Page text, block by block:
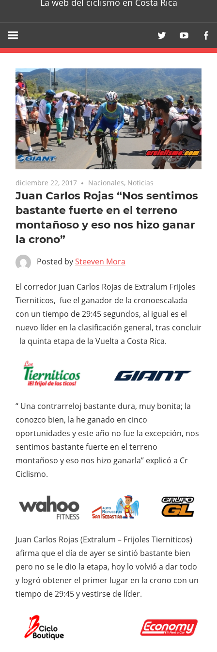
La web del ciclismo en Costa Rica
diciembre 22, 2017 Nacionales, Noticias
Juan Carlos Rojas “Nos sentimos
bastante fuerte en el terreno
montañoso y eso nos hizo ganar
la crono”
Posted bySteeven Mora
El corredor Juan Carlos Rojas de Extralum Frijoles
Tierniticos, fue el ganador de la cronoescalada
con un tiempo de 29:45 segundos, al igual es el
nuevo líder en la clasificación general, tras concluir
la quinta etapa de la Vuelta a Costa Rica.
“ Una contrarreloj bastante dura, muy bonita; la
conozco bien, la he ganado en cinco
oportunidades y este año no fue la excepción, nos
sentimos bastante fuerte en el terreno
montañoso y eso nos hizo ganarla” explicó a Cr
Ciclismo.
Juan Carlos Rojas (Extralum – Frijoles Tierniticos)
afirma que el día de ayer se sintió bastante bien
pero no se le dio la etapa, hoy lo volvió a dar todo
y logró obtener el primer lugar en la crono con un
tiempo de 29:45 y vestirse de líder.